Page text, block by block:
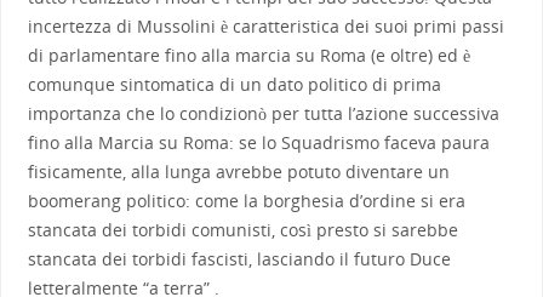
incertezza di Mussolini è caratteristica dei suoi primi passi
di parlamentare fino alla marcia su Roma (e oltre) ed è
comunque sintomatica di un dato politico di prima
importanza che lo condizionò per tutta l’azione successiva
fino alla Marcia su Roma: se lo Squadrismo faceva paura
fisicamente, alla lunga avrebbe potuto diventare un
boomerang politico: come la borghesia d’ordine si era
stancata dei torbidi comunisti, così presto si sarebbe
stancata dei torbidi fascisti, lasciando il futuro Duce
letteralmente “a terra” .